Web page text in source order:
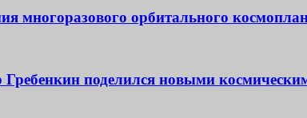
многоразового орбитального
Гребенкин поделился новыми